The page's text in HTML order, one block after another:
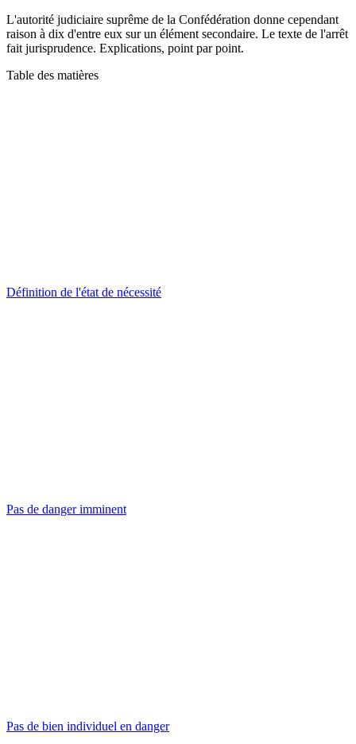
L'autorité judiciaire suprême de la Confédération donne cependant
raison à dix d'entre eux sur un élément secondaire. Le texte de l'arrêt
fait jurisprudence. Explications, point par point.
Table des matières
Définition de l'état de nécessité
Pas de danger imminent
Pas de bien individuel en danger